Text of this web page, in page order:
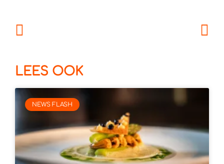
LEES OOK
NEWS FLASH